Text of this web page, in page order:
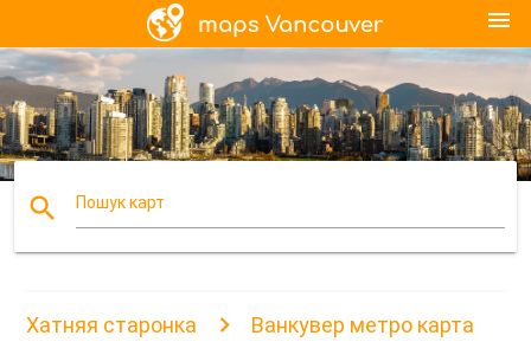
menu
search Пошук карт
Хатняя старонка Ванкувер метро карта